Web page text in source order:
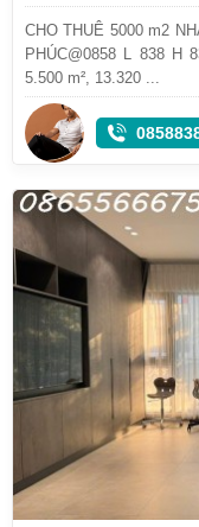
CHO THUÊ 5000 m2
PHÚC@0858 L 838 H
5.500 m², 13.320 ...